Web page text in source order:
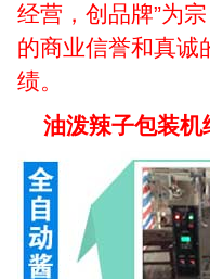
经营，创品牌”为
的商业信誉和真诚
绩。
油泼辣子包装机